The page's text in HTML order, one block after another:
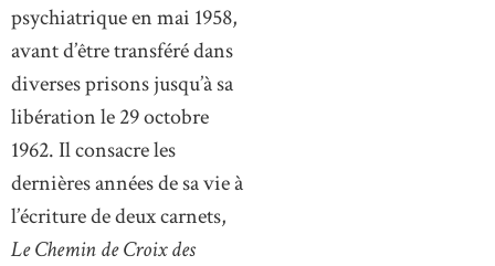
psychiatrique en mai 1958,
avant d’être transféré dans
diverses prisons jusqu’à sa
libération le 29 octobre
1962. Il consacre les
dernières années de sa vie à
l’écriture de deux carnets,
Le Chemin de Croix des